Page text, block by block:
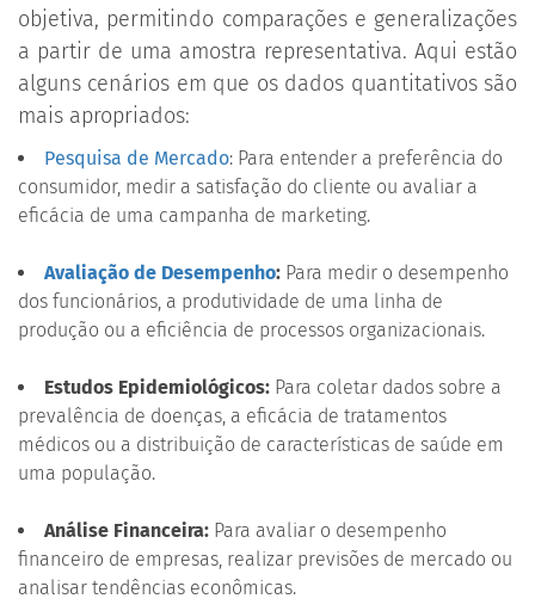
objetiva, permitindo comparações e generalizações
a partir de uma amostra representativa. Aqui estão
alguns cenários em que os dados quantitativos são
mais apropriados:
Pesquisa de Mercado: Para entender a preferência do
consumidor, medir a satisfação do cliente ou avaliar a
eficácia de uma campanha de marketing.
Avaliação de Desempenho: Para medir o desempenho
dos funcionários, a produtividade de uma linha de
produção ou a eficiência de processos organizacionais.
Estudos Epidemiológicos: Para coletar dados sobre a
prevalência de doenças, a eficácia de tratamentos
médicos ou a distribuição de características de saúde em
uma população.
Análise Financeira: Para avaliar o desempenho
financeiro de empresas, realizar previsões de mercado ou
analisar tendências econômicas.